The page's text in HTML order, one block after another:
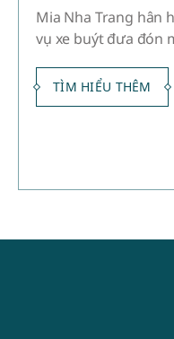
Mia Nha Trang hân
vụ xe buýt đưa đón
TÌM HIỂU THÊM